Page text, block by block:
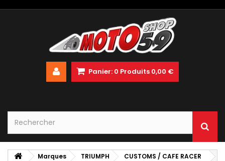
Panier: 0 Produits 0,00 €
Marques TRIUMPH
CUSTOMS / CAFE RACER